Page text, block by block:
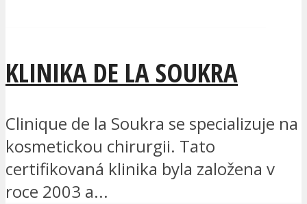
KLINIKA DE LA SOUKRA
Clinique de la Soukra se specializuje na
kosmetickou chirurgii. Tato
certifikovaná klinika byla založena v
roce 2003 a...